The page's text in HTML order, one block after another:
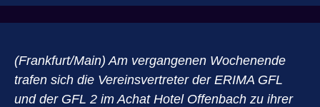
(Frankfurt/Main) Am vergangenen Wochenende
trafen sich die Vereinsvertreter der ERIMA GFL
und der GFL 2 im Achat Hotel Offenbach zu ihrer